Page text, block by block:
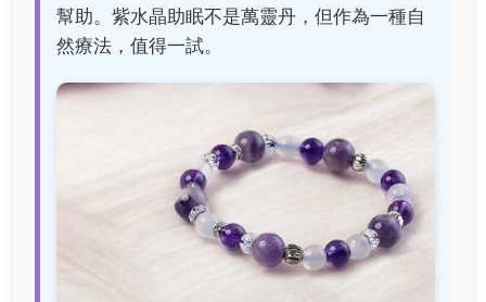
幫助。紫水晶助眠不是萬靈丹，但作為一種自
然療法，值得一試。